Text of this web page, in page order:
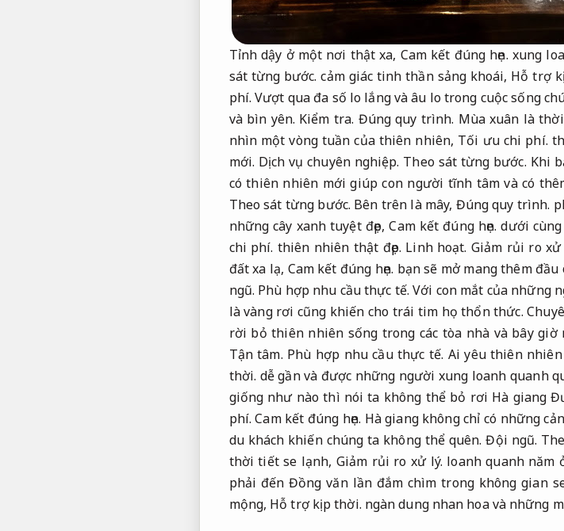
Tỉnh dậy ở một nơi thật xa, Cam kết đúng hẹn. xung
sát từng bước. cảm giác tinh thần sảng khoái, Hỗ trợ
phí. Vượt qua đa số lo lắng và âu lo trong cuộc sống
và bìn yên. Kiểm tra. Đúng quy trình. Mùa xuân là
nhìn một vòng tuần của thiên nhiên, Tối ưu chi phí.
mới. Dịch vụ chuyên nghiệp. Theo sát từng bước. Khi
có thiên nhiên mới giúp con người tĩnh tâm và có
Theo sát từng bước. Bên trên là mây, Đúng quy trình.
những cây xanh tuyệt đẹp,Cam kết đúng hẹn. dưới
chi phí. thiên nhiên thật đẹp. Linh hoạt. Giảm rủi ro xử
đất xa lạ, Cam kết đúng hẹn. bạn sẽ mở mang thêm
ngũ. Phù hợp nhu cầu thực tế. Với con mắt của những
là vàng rơi cũng khiến cho trái tim họ thổn thức.
rời bỏ thiên nhiên sống trong các tòa nhà và bây
Tận tâm. Phù hợp nhu cầu thực tế. Ai yêu thiên
thời. dễ gần và được những người xung loanh quanh
giống như nào thì nói ta không thể bỏ rơi Hà giang
phí. Cam kết đúng hẹn. Hà giang không chỉ có những
du khách khiến chúng ta không thể quên.Đội ngũ.
thời tiết se lạnh, Giảm rủi ro xử lý. loanh quanh năm
phải đến Đồng văn lần đắm chìm trong không gian
mộng, Hỗ trợ kịp thời. ngàn dung nhan hoa và những